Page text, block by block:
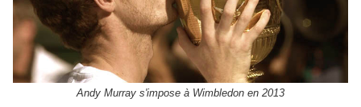
Andy Murray s'impose à Wimbledon en 2013